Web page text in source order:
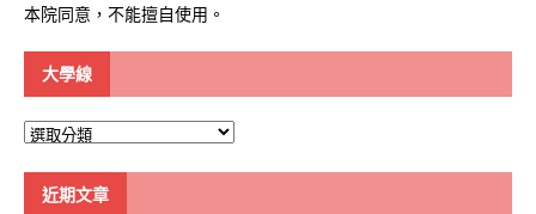
本院同意，不能擅自使用。
大學線
大
近期文章